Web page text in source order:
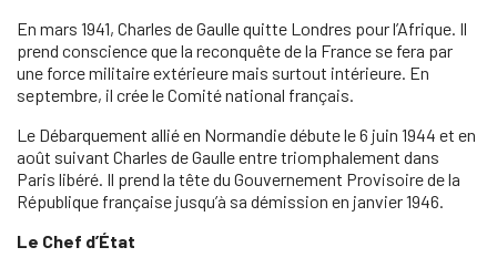
En mars 1941, Charles de Gaulle quitte Londres pour l’Afrique. Il
prend conscience que la reconquête de la France se fera par
une force militaire extérieure mais surtout intérieure. En
septembre, il crée le Comité national français.
Le Débarquement allié en Normandie débute le 6 juin 1944 et en
août suivant Charles de Gaulle entre triomphalement dans
Paris libéré. Il prend la tête du Gouvernement Provisoire de la
République française jusqu’à sa démission en janvier 1946.
Le Chef d’État